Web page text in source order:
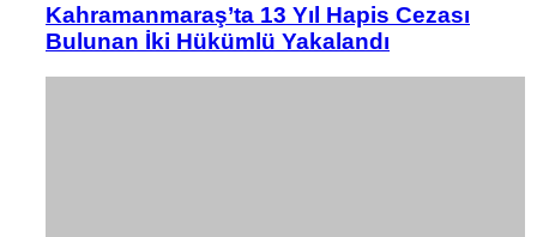
Kahramanmaraş’ta 13 Yıl Hapis Cezası
Bulunan İki Hükümlü Yakalandı